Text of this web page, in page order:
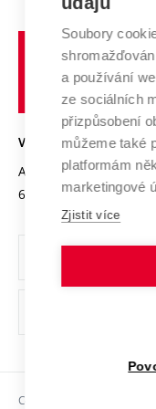
Systém zajišťování
Výzkumné
Transfer znalostí
Open Science
Projekty
Projekty ze
Specifický výzkum
Spolupráce se školami
Služby univerzity
Mezinárodní dohody
Univerzitní sítě
Profil univerzity
Udržitelná univerzita
Podnikavá univerzita /
Bezpečná univerzita
Vyznamenání
Organizační struktura
Ochrana osobních
Sociální bezpečí
VYSOKÉ UČENÍ
Antonínská 548/1
602 00 Brno
Copyright © 2026 VUT
Soubory
a používání
ze sociálních
přizpůsobení
můžeme také
platformám
marketingové
Zjistit více